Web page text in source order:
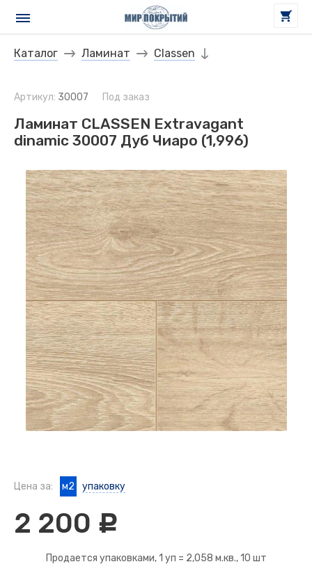
Каталог Ламинат Classen
Артикул: 30007 Под заказ
Ламинат CLASSEN Extravagant
dinamic 30007 Дуб Чиаро (1,996)
Цена за: м2 упаковку
2 200 c
Продается упаковками, 1 уп = 2,058 м.кв., 10 шт